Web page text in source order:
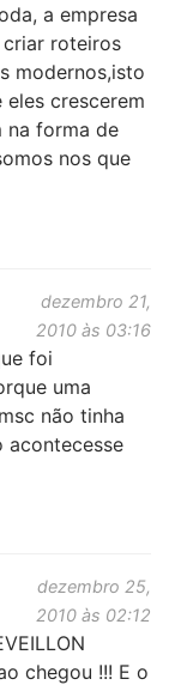
a empresa
criar roteiros
modernos,isto
crescerem
na forma de
nos que
dezembro 21,
2010 às 03:16
foi
uma
não tinha
acontecesse
dezembro 25,
2010 às 02:12
chegou !!! E o